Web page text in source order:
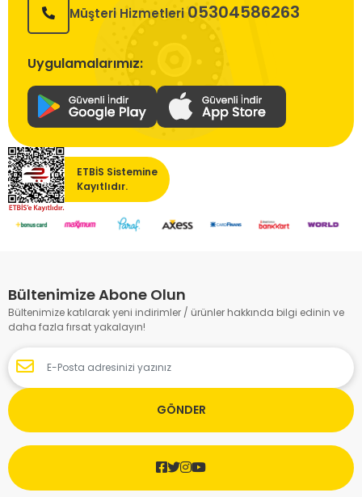
Müşteri Hizmetleri 05304586263
Uygulamalarımız:
ETBİS Sistemine
Kayıtlıdır.
Bültenimize Abone Olun
Bültenimize katılarak yeni indirimler / ürünler hakkında bilgi edinin ve
daha fazla fırsat yakalayın!
GÖNDER